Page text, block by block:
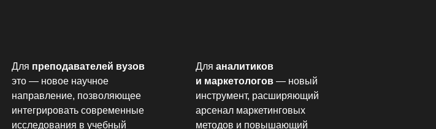
Для аналитиков
и маркетологов — новый
инструмент, расширяющий
арсенал маркетинговых
методов и повышающий
Для преподавателей вузов
это — новое научное
направление, позволяющее
интегрировать современные
исследования в учебный